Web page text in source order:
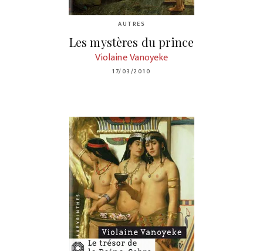
AUTRES
Les mystères du prince
Violaine Vanoyeke
17/03/2010